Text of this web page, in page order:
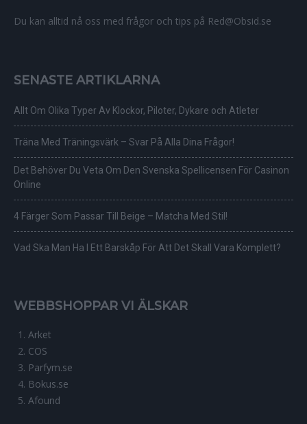
Du kan alltid nå oss med frågor och tips på Red@Obsid.se
SENASTE ARTIKLARNA
Allt Om Olika Typer Av Klockor, Piloter, Dykare och Atleter
Träna Med Träningsvärk – Svar På Alla Dina Frågor!
Det Behöver Du Veta Om Den Svenska Spellicensen För Casinon
Online
4 Färger Som Passar Till Beige – Matcha Med Stil!
Vad Ska Man Ha I Ett Barskåp För Att Det Skall Vara Komplett?
WEBBSHOPPAR VI ÄLSKAR
Arket
COS
Parfym.se
Bokus.se
Afound